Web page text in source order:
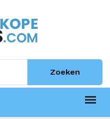
Zoeken